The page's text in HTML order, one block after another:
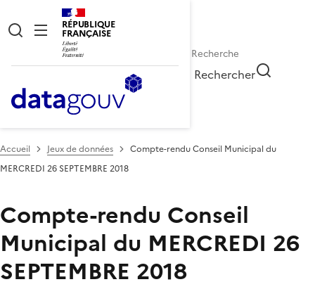
RÉPUBLIQUE
FRANÇAISE
Rechercher
Accueil Jeux de données
Compte-rendu Conseil Municipal du
MERCREDI 26 SEPTEMBRE 2018
Compte-rendu Conseil
Municipal du MERCREDI 26
SEPTEMBRE 2018